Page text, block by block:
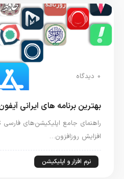
0 دیدگاه
بهترین برنامه های ایرانی آیفون
افزایش روزافزون…
نرم افزار و اپلیکیشن